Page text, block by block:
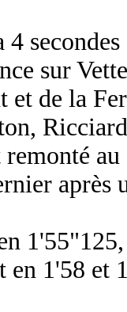
secondes
sur
et de la
après
en 1'58 et